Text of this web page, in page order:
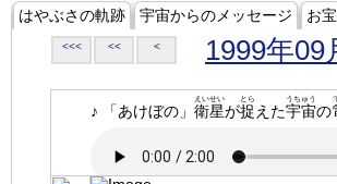
はやぶさの軌跡 宇宙からのメッセージ お
<<< << < 1999年09
♪ 「あけぼの」 衛星
えいせい
が捉
とら
えた宇宙
うちゅう
の